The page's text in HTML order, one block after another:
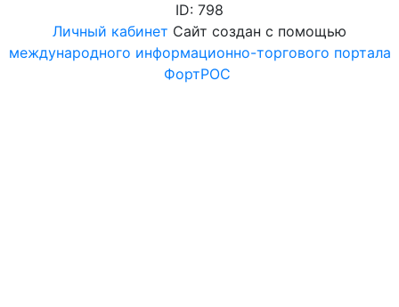
ID: 798
Личный кабинет Сайт создан с помощью
международного информационно-торгового портала
ФортРОС